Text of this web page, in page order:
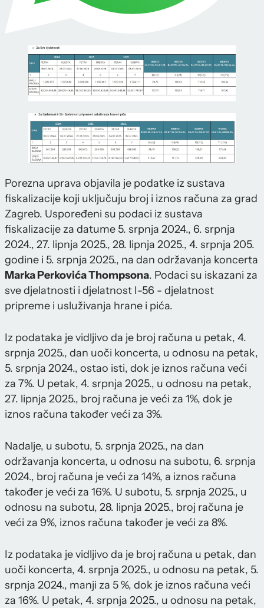
Porezna uprava objavila je podatke iz sustava
fiskalizacije koji uključuju broj i iznos računa za grad
Zagreb. Uspoređeni su podaci iz sustava
fiskalizacije za datume 5. srpnja 2024., 6. srpnja
2024., 27. lipnja 2025., 28. lipnja 2025., 4. srpnja 205.
godine i 5. srpnja 2025., na dan održavanja koncerta
Marka Perkovića Thompsona. Podaci su iskazani za
sve djelatnosti i djelatnost I-56 - djelatnost
pripreme i usluživanja hrane i pića.
Iz podataka je vidljivo da je broj računa u petak, 4.
srpnja 2025., dan uoči koncerta, u odnosu na petak,
5. srpnja 2024., ostao isti, dok je iznos računa veći
za 7%. U petak, 4. srpnja 2025., u odnosu na petak,
27. lipnja 2025., broj računa je veći za 1%, dok je
iznos računa također veći za 3%.
Nadalje, u subotu, 5. srpnja 2025., na dan
održavanja koncerta, u odnosu na subotu, 6. srpnja
2024., broj računa je veći za 14%, a iznos računa
također je veći za 16%. U subotu, 5. srpnja 2025., u
odnosu na subotu, 28. lipnja 2025., broj računa je
veći za 9%, iznos računa također je veći za 8%.
Iz podataka je vidljivo da je broj računa u petak, dan
uoči koncerta, 4. srpnja 2025., u odnosu na petak, 5.
srpnja 2024., manji za 5 %, dok je iznos računa veći
za 16%. U petak, 4. srpnja 2025., u odnosu na petak,